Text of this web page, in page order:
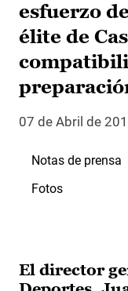
esfuerzo
élite de
07 de Abril de
El director
Notas de prensa
Fotos